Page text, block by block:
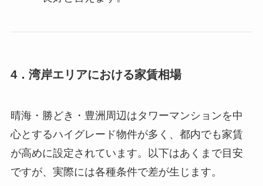
4．湾岸エリアにおける家賃相場
晴海・勝どき・豊洲周辺はタワーマンションを中
心とするハイグレード物件が多く、都内でも家賃
が高めに設定されています。以下はあくまで目安
ですが、実際には各種条件で差が生じます。